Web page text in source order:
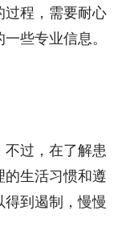
过程，需要耐心
些专业信息。
过，在了解患
的生活习惯和遵
到遏制，慢慢